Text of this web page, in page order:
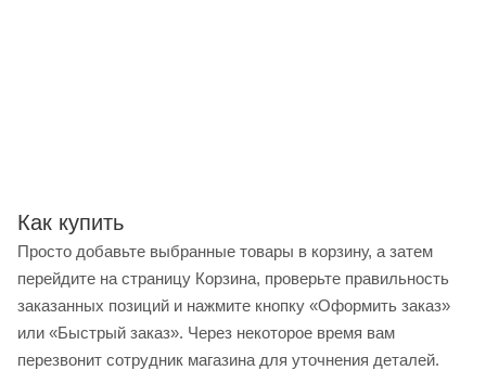
Как купить
Просто добавьте выбранные товары в корзину, а затем
перейдите на страницу Корзина, проверьте правильность
заказанных позиций и нажмите кнопку «Оформить заказ»
или «Быстрый заказ». Через некоторое время вам
перезвонит сотрудник магазина для уточнения деталей.